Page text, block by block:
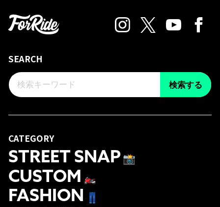
SEARCH
検索する
CATEGORY
STREET SNAP 📸
CUSTOM 🏍
FASHION 👖